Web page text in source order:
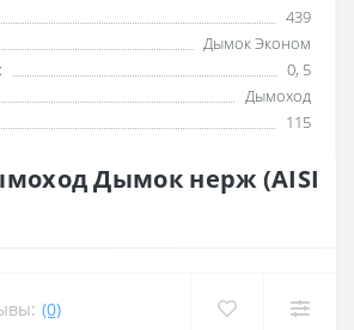
439
Дымок Эконом
0, 5
Дымоход
115
Дымок нерж (AISI
(0)